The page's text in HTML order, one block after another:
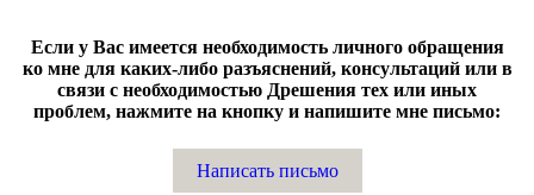
Если у Вас имеется необходимость личного обращения
ко мне для каких-либо разъяснений, консультаций или в
связи с необходимостью Дрешения тех или иных
проблем, нажмите на кнопку и напишите мне письмо:
Написать письмо